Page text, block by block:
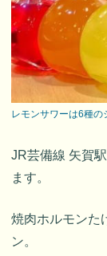
レモンサワーは6種の
JR芸備線 矢賀
ます。
焼肉ホルモンた
ン。